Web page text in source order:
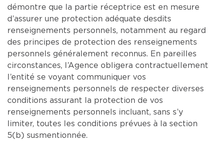
démontre que la partie réceptrice est en mesure
d’assurer une protection adéquate desdits
renseignements personnels, notamment au regard
des principes de protection des renseignements
personnels généralement reconnus. En pareilles
circonstances, l’Agence obligera contractuellement
l’entité se voyant communiquer vos
renseignements personnels de respecter diverses
conditions assurant la protection de vos
renseignements personnels incluant, sans s’y
limiter, toutes les conditions prévues à la section
5(b) susmentionnée.